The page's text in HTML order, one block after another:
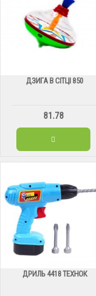
ДЗИГА В СІТЦІ 850
81.78
ДРИЛЬ 4418 ТЕХНОК